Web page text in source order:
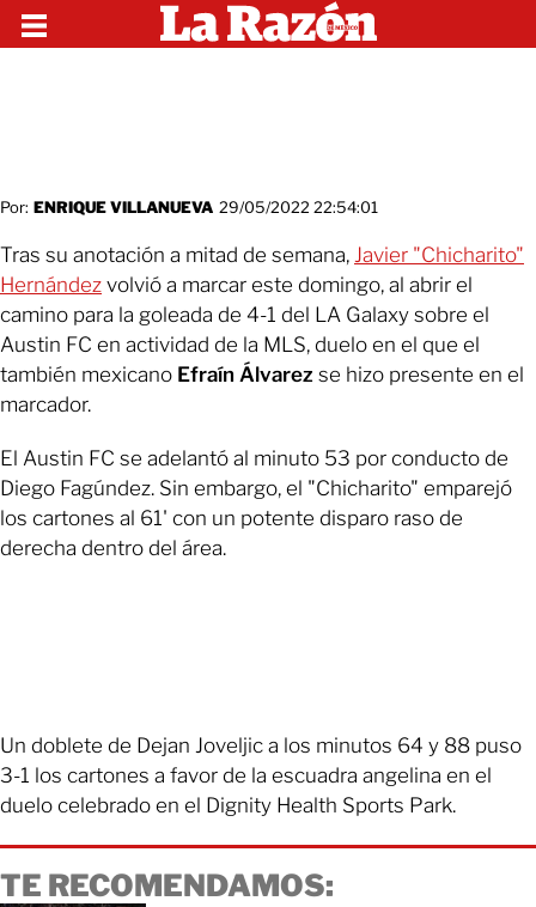
Por: ENRIQUE VILLANUEVA 29/05/2022 22:54:01
Tras su anotación a mitad de semana, Javier "Chicharito"
Hernández volvió a marcar este domingo, al abrir el
camino para la goleada de 4-1 del LA Galaxy sobre el
Austin FC en actividad de la MLS, duelo en el que el
también mexicano Efraín Álvarez se hizo presente en el
marcador.
El Austin FC se adelantó al minuto 53 por conducto de
Diego Fagúndez. Sin embargo, el "Chicharito" emparejó
los cartones al 61' con un potente disparo raso de
derecha dentro del área.
Un doblete de Dejan Joveljic a los minutos 64 y 88 puso
3-1 los cartones a favor de la escuadra angelina en el
duelo celebrado en el Dignity Health Sports Park.
TE RECOMENDAMOS: